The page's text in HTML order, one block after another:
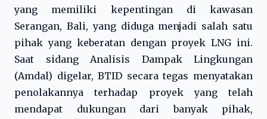
yang memiliki kepentingan di kawasan
Serangan, Bali, yang diduga menjadi salah satu
pihak yang keberatan dengan proyek LNG ini.
Saat sidang Analisis Dampak Lingkungan
(Amdal) digelar, BTID secara tegas menyatakan
penolakannya terhadap proyek yang telah
mendapat dukungan dari banyak pihak,